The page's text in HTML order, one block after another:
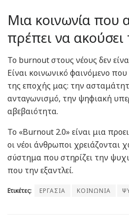
Μια κοινωνία που
πρέπει να ακούσει
Το burnout στους νέους δεν
Είναι κοινωνικό φαινόμενο
της εποχής μας: την
ανταγωνισμό, την ψηφιακή
αβεβαιότητα.
Το «Burnout 2.0» είναι μια
οι νέοι άνθρωποι χρειάζονται
σύστημα που στηρίζει την
που την εξαντλεί.
Ετικέτες: ΕΡΓΑΣΙΑ ΚΟΙΝΩΝΙΑ